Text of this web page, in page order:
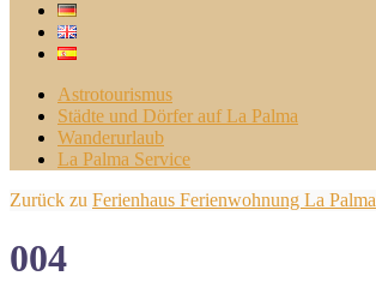
Astrotourismus
Städte und Dörfer auf La Palma
Wanderurlaub
La Palma Service
Zurück zu Ferienhaus Ferienwohnung La Palma
004